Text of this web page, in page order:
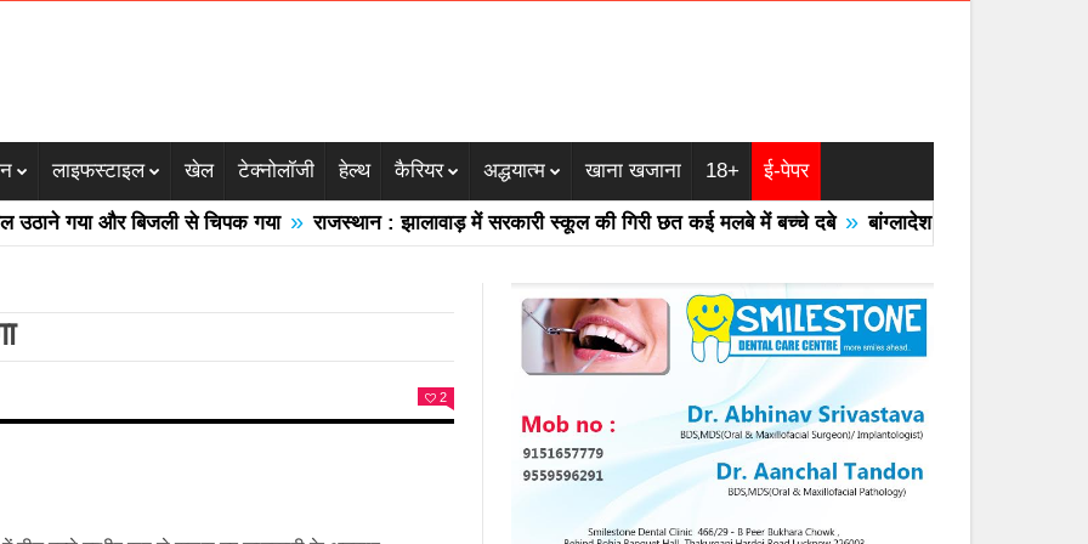
लाइफस्टाइल खेल टेक्नोलॉजी हेल्थ कैरियर अद्धयात्म खाना खजाना 18+ ई-पेपर
गया और बिजली से चिपक गया » राजस्थान : झालावाड़ में सरकारी स्कूल की गिरी छत कई मलबे में बच्चे दबे » बांग्लादेश का एयरफोर्स का F -7
2